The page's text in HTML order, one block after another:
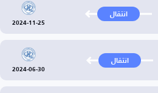
انتقال
2024-11-25
انتقال
2024-06-30